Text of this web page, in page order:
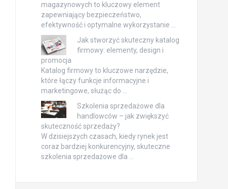
magazynowych to kluczowy element
zapewniający bezpieczeństwo,
efektywność i optymalne wykorzystanie …
Jak stworzyć skuteczny katalog
firmowy: elementy, design i
promocja
Katalog firmowy to kluczowe narzędzie,
które łączy funkcje informacyjne i
marketingowe, służąc do …
Szkolenia sprzedażowe dla
handlowców – jak zwiększyć
skuteczność sprzedaży?
W dzisiejszych czasach, kiedy rynek jest
coraz bardziej konkurencyjny, skuteczne
szkolenia sprzedażowe dla …